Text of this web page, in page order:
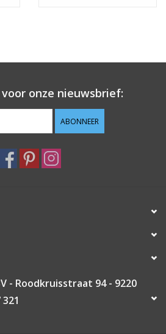
onze nieuwsbrief:
ABONNEER
- Roodkruisstraat 94 - 9220